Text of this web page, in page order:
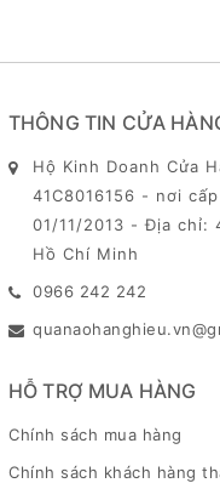
THÔNG TIN CỬA
Hộ Kinh Doanh Cửa
41C8016156 - nơi
01/11/2013 - Địa chỉ:
Hồ Chí Minh
0966 242 242
HỖ TRỢ MUA HÀNG
Chính sách mua hàng
Chính sách khách hàng